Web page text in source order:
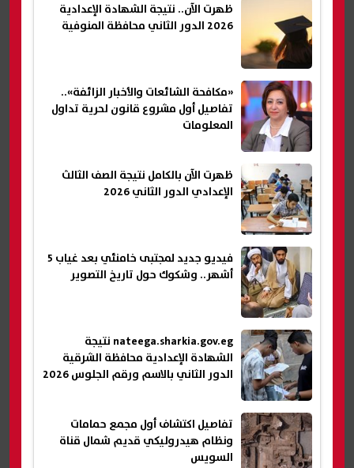
ظهرت الآن.. نتيجة الشهادة الإعدادية
2026 الدور الثاني محافظة المنوفية
«مكافحة الشائعات والأخبار الزائفة»..
تفاصيل أول مشروع قانون لحرية تداول
المعلومات
ظهرت الآن بالكامل نتيجة الصف الثالث
الإعدادي الدور الثاني 2026
فيديو جديد لمجتبى خامنئي بعد غياب 5
أشهر.. وشكوك حول تاريخ التصوير
nateega.sharkia.gov.eg نتيجة
الشهادة الإعدادية محافظة الشرقية
الدور الثاني بالاسم ورقم الجلوس 2026
تفاصيل اكتشاف أول مجمع حمامات
ونظام هيدروليكي قديم شمال قناة
السويس